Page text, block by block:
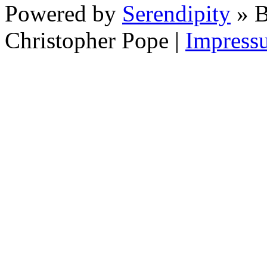
Powered by Serendipity »
Christopher Pope |